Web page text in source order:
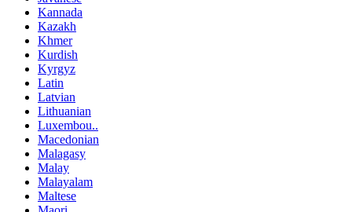
Kannada
Kazakh
Khmer
Kurdish
Kyrgyz
Latin
Latvian
Lithuanian
Luxembou..
Macedonian
Malagasy
Malay
Malayalam
Maltese